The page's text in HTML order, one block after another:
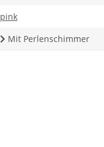
pink
Mit Perlenschimmer